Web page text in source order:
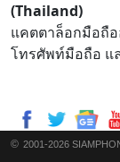
(Thailand)
แคตตาล็อกมือถื
โทรศัพท์มือถือ แ
© 2001-2026